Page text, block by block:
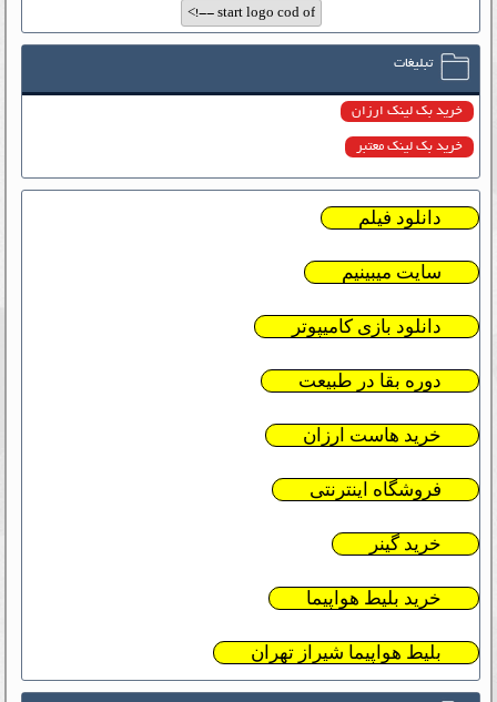
تبلیغات
خرید بک لینک ارزان
خرید بک لینک معتبر
دانلود فیلم
سایت میبینیم
دانلود بازی کامیپوتر
دوره بقا در طبیعت
خرید هاست ارزان
فروشگاه اینترنتی
خرید گینر
خرید بلیط هواپیما
بلیط هواپیما شیراز تهران